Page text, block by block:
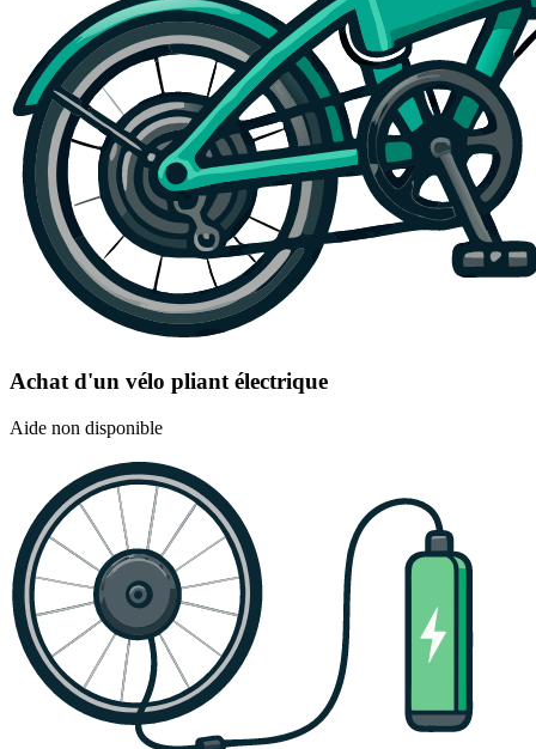
Achat d'un vélo pliant électrique
Aide non disponible